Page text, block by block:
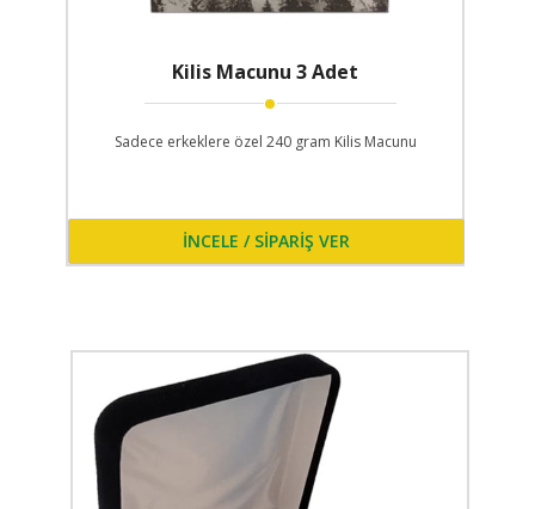
Kilis Macunu 3 Adet
Sadece erkeklere özel 240 gram Kilis Macunu
İNCELE / SİPARİŞ VER